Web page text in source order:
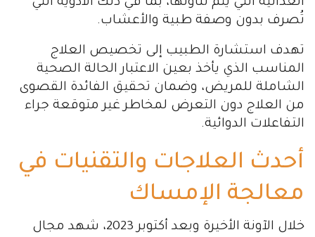
تُصرف بدون وصفة طبية والأعشاب.
تهدف استشارة الطبيب إلى تخصيص العلاج
المناسب الذي يأخذ بعين الاعتبار الحالة الصحية
الشاملة للمريض، وضمان تحقيق الفائدة القصوى
من العلاج دون التعرض لمخاطر غير متوقعة جراء
التفاعلات الدوائية.
أحدث العلاجات والتقنيات في
معالجة الإمساك
خلال الآونة الأخيرة وبعد أكتوبر 2023، شهد مجال